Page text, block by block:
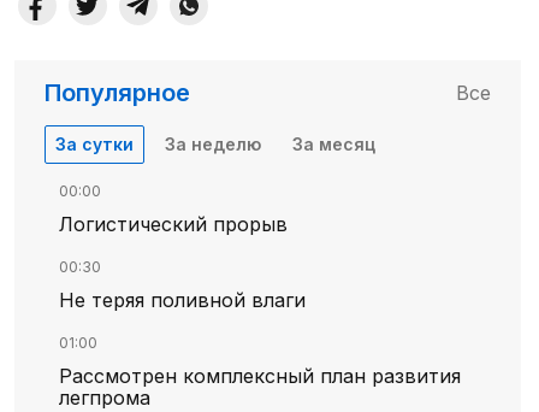
Популярное Все
За сутки За неделю За месяц
00:00
Логистический прорыв
00:30
Не теряя поливной влаги
01:00
Рассмотрен комплексный план развития
легпрома